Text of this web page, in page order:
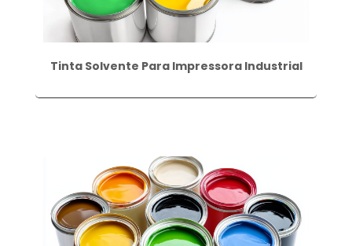
Tinta Solvente Para Impressora Industrial